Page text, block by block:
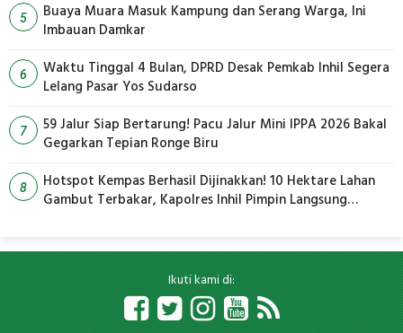
5
Buaya Muara Masuk Kampung dan Serang Warga, Ini
Imbauan Damkar
6
Waktu Tinggal 4 Bulan, DPRD Desak Pemkab Inhil Segera
Lelang Pasar Yos Sudarso
7
59 Jalur Siap Bertarung! Pacu Jalur Mini IPPA 2026 Bakal
Gegarkan Tepian Ronge Biru
8
Hotspot Kempas Berhasil Dijinakkan! 10 Hektare Lahan
Gambut Terbakar, Kapolres Inhil Pimpin Langsung
Ikuti kami di: